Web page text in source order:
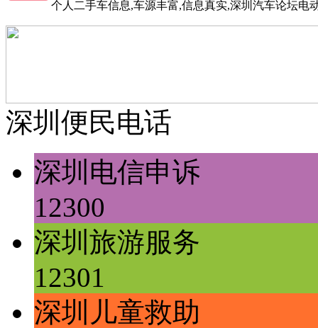
个人二手车信息,车源丰富,信息真实,深圳汽车论坛电
深圳便民电话
深圳电信申诉
12300
深圳旅游服务
12301
深圳儿童救助